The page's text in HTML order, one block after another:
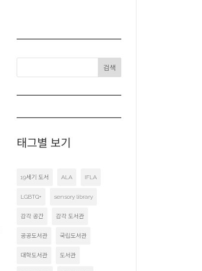
검색
태그별 보기
19세기 도서 ALA IFLA
LGBTQ+ sensory library
감각 공간 감각 도서관
공공도서관 국립도서관
대학도서관 도서관